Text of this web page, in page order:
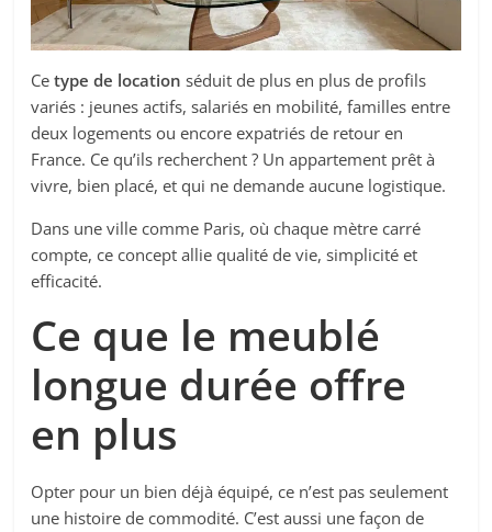
Cetype de location séduit de plus en plus de profils
variés : jeunes actifs, salariés en mobilité, familles entre
deux logements ou encore expatriés de retour en
France. Ce qu’ils recherchent ? Un appartement prêt à
vivre, bien placé, et qui ne demande aucune logistique.
Dans une ville comme Paris, où chaque mètre carré
compte, ce concept allie qualité de vie, simplicité et
efficacité.
Ce que le meublé
longue durée offre
en plus
Opter pour un bien déjà équipé, ce n’est pas seulement
une histoire de commodité. C’est aussi une façon de